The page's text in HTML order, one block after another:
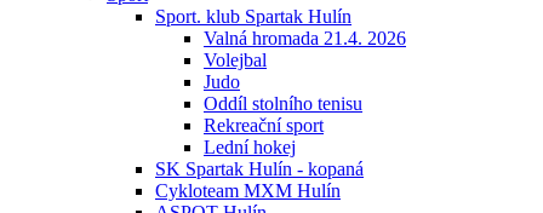
Sport. klub Spartak Hulín
Valná hromada 21.4. 2026
Volejbal
Judo
Oddíl stolního tenisu
Rekreační sport
Lední hokej
SK Spartak Hulín - kopaná
Cykloteam MXM Hulín